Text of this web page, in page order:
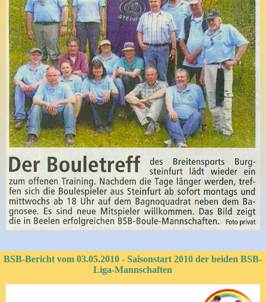
BSB-Bericht vom 03.05.2010 - Saisonstart 2010 der beiden BSB-
Liga-Mannschaften